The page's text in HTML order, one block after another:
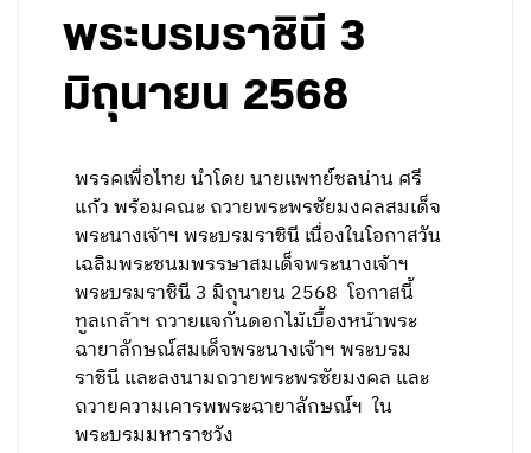
พระบรมราชินี 3
มิถุนายน 2568
พรรคเพื่อไทย นำโดย นายแพทย์ชลน่าน ศรี
แก้ว พร้อมคณะ ถวายพระพรชัยมงคลสมเด็จ
พระนางเจ้าฯ พระบรมราชินี เนื่องในโอกาสวัน
เฉลิมพระชนมพรรษาสมเด็จพระนางเจ้าฯ
พระบรมราชินี 3 มิถุนายน 2568 โอกาสนี้
ทูลเกล้าฯ ถวายแจกันดอกไม้เบื้องหน้าพระ
ฉายาลักษณ์สมเด็จพระนางเจ้าฯ พระบรม
ราชินี และลงนามถวายพระพรชัยมงคล และ
ถวายความเคารพพระฉายาลักษณ์ฯ ใน
พระบรมมหาราชวัง